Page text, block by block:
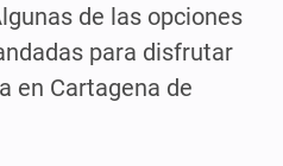
de las opciones
para disfrutar
en Cartagena de